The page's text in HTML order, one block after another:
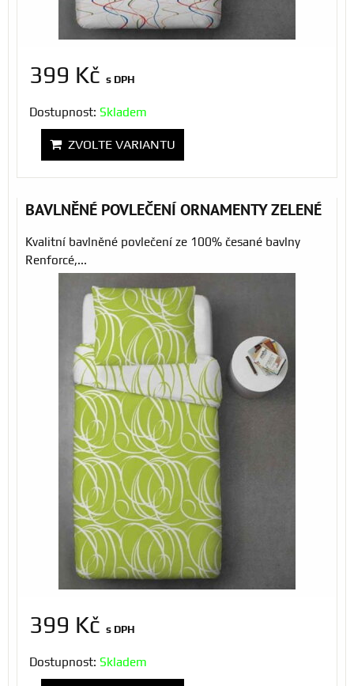
399 Kč s DPH
Dostupnost: Skladem
ZVOLTE VARIANTU
BAVLNĚNÉ POVLEČENÍ ORNAMENTY ZELENÉ
Kvalitní bavlněné povlečení ze 100% česané bavlny
Renforcé,...
399 Kč s DPH
Dostupnost: Skladem